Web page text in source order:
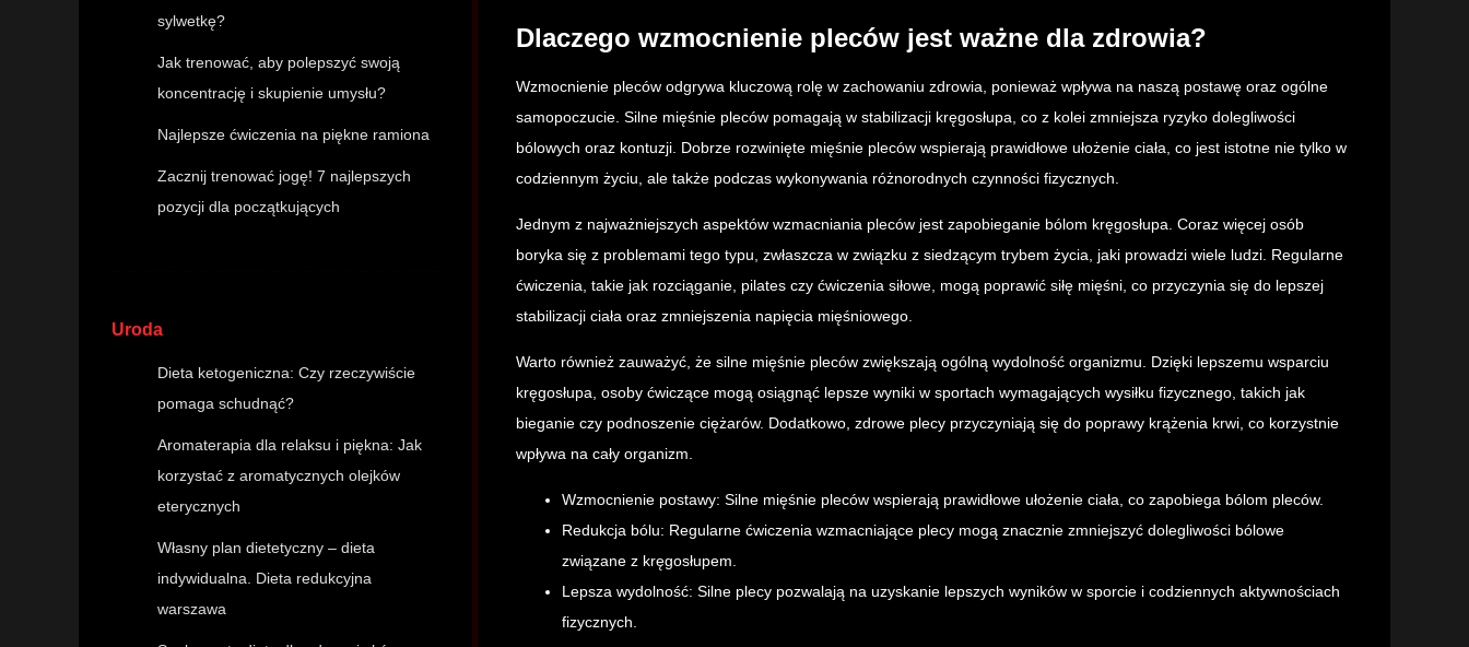
sylwetkę?
Jak trenować, aby polepszyć swoją
koncentrację i skupienie umysłu?
Najlepsze ćwiczenia na piękne ramiona
Zacznij trenować jogę! 7 najlepszych
pozycji dla początkujących
Uroda
Dieta ketogeniczna: Czy rzeczywiście
pomaga schudnąć?
Aromaterapia dla relaksu i piękna: Jak
korzystać z aromatycznych olejków
eterycznych
Własny plan dietetyczny – dieta
indywidualna. Dieta redukcyjna
warszawa
Dlaczego wzmocnienie pleców jest ważne dla zdrowia?
Wzmocnienie pleców odgrywa kluczową rolę w zachowaniu zdrowia, ponieważ wpływa na naszą postawę oraz ogólne
samopoczucie. Silne mięśnie pleców pomagają w stabilizacji kręgosłupa, co z kolei zmniejsza ryzyko dolegliwości
bólowych oraz kontuzji. Dobrze rozwinięte mięśnie pleców wspierają prawidłowe ułożenie ciała, co jest istotne nie tylko w
codziennym życiu, ale także podczas wykonywania różnorodnych czynności fizycznych.
Jednym z najważniejszych aspektów wzmacniania pleców jest zapobieganie bólom kręgosłupa. Coraz więcej osób
boryka się z problemami tego typu, zwłaszcza w związku z siedzącym trybem życia, jaki prowadzi wiele ludzi. Regularne
ćwiczenia, takie jak rozciąganie, pilates czy ćwiczenia siłowe, mogą poprawić siłę mięśni, co przyczynia się do lepszej
stabilizacji ciała oraz zmniejszenia napięcia mięśniowego.
Warto również zauważyć, że silne mięśnie pleców zwiększają ogólną wydolność organizmu. Dzięki lepszemu wsparciu
kręgosłupa, osoby ćwiczące mogą osiągnąć lepsze wyniki w sportach wymagających wysiłku fizycznego, takich jak
bieganie czy podnoszenie ciężarów. Dodatkowo, zdrowe plecy przyczyniają się do poprawy krążenia krwi, co korzystnie
wpływa na cały organizm.
Wzmocnienie postawy: Silne mięśnie pleców wspierają prawidłowe ułożenie ciała, co zapobiega bólom pleców.
Redukcja bólu: Regularne ćwiczenia wzmacniające plecy mogą znacznie zmniejszyć dolegliwości bólowe
związane z kręgosłupem.
Lepsza wydolność: Silne plecy pozwalają na uzyskanie lepszych wyników w sporcie i codziennych aktywnościach
fizycznych.